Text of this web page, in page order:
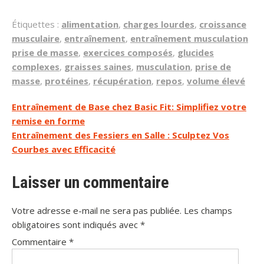
Étiquettes : alimentation, charges lourdes, croissance
musculaire, entraînement, entraînement musculation
prise de masse, exercices composés, glucides
complexes, graisses saines, musculation, prise de
masse, protéines, récupération, repos, volume élevé
Navigation
de
l’article
Entraînement de Base chez Basic Fit: Simplifiez votre
remise en forme
Entraînement des Fessiers en Salle : Sculptez Vos
Courbes avec Efficacité
Laisser un commentaire
Votre adresse e-mail ne sera pas publiée. Les champs
obligatoires sont indiqués avec *
Commentaire *